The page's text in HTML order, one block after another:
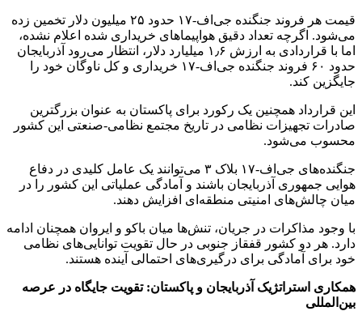
قیمت هر فروند جنگنده جی‌اف-۱۷ حدود ۲۵ میلیون دلار تخمین زده
می‌شود. اگرچه تعداد دقیق هواپیماهای خریداری شده اعلام نشده،
اما با قراردادی به ارزش ۱٫۶ میلیارد دلار، انتظار می‌رود آذربایجان
حدود ۶۰ فروند جنگنده جی‌اف-۱۷ خریداری و کل ناوگان خود را
جایگزین کند.
این قرارداد همچنین یک رکورد برای پاکستان به عنوان بزرگترین
صادرات تجهیزات نظامی در تاریخ مجتمع نظامی-صنعتی این کشور
محسوب می‌شود.
جنگنده‌های جی‌اف-۱۷ بلاک ۳ می‌توانند یک عامل کلیدی در دفاع
هوایی جمهوری آذربایجان باشند و آمادگی عملیاتی این کشور را در
میان چالش‌های امنیتی منطقه‌ای افزایش دهند.
با وجود مذاکرات در جریان، تنش‌ها میان باکو و ایروان همچنان ادامه
دارد. هر دو کشور قفقاز جنوبی در حال تقویت توانایی‌های نظامی
خود برای آمادگی برای درگیری‌های احتمالی آینده هستند.
همکاری استراتژیک آذربایجان و پاکستان: تقویت جایگاه در عرصه
بین‌المللی